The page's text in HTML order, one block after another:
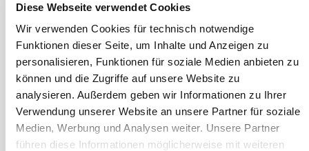
Diese Webseite verwendet Cookies
Wir verwenden Cookies für technisch notwendige
Funktionen dieser Seite, um Inhalte und Anzeigen zu
personalisieren, Funktionen für soziale Medien anbieten zu
können und die Zugriffe auf unsere Website zu
analysieren. Außerdem geben wir Informationen zu Ihrer
Verwendung unserer Website an unsere Partner für soziale
Medien, Werbung und Analysen weiter. Unsere Partner
führen diese Informationen möglicherweise mit weiteren
Schiebetor über Eck selber bauen
Planenhauben für Unterstände
Hofbedarf
Schiebetorsets
Winter und Landwirtschaft
Windschutz Schiebetor
Windschutznetz für Pferdestall
FAQ Schiebetorbau
Schiebetor selbst bauen